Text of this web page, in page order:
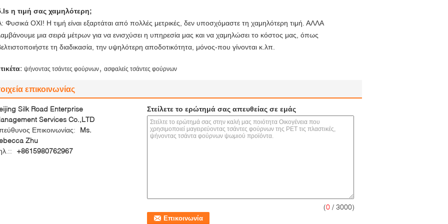
η τιμή σας χαμηλότερη;
Φυσικά ΟΧΙ! Η τιμή είναι εξαρτάται από πολλές μετρικές, δεν υποσχόμαστε τη χαμηλότερη τιμή. ΑΛΛΑ
μια σειρά μέτρων για να ενισχύσει η υπηρεσία μας και να χαμηλώσει το κόστος μας, όπως
τη διαδικασία, την υψηλότερη αποδοτικότητα, μόνος-που γίνονται κ.λπ.
ψήνοντας τσάντες φούρνων, ασφαλείς τσάντες φούρνων
επικοινωνίας
Silk Road Enterprise
Services Co.,LTD
Επικοινωνίας:
Ms.
Zhu
+8615980762967
Στείλετε το ερώτημά σας απευθείας σε εμάς
(0 / 3000)